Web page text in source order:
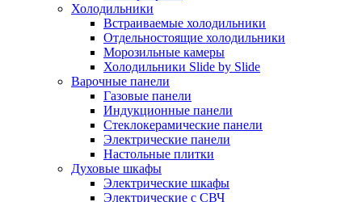
Холодильники
Встраиваемые холодильники
Отдельностоящие холодильники
Морозильные камеры
Холодильники Slide by Slide
Варочные панели
Газовые панели
Индукционные панели
Стеклокерамические панели
Электрические панели
Настольные плитки
Духовые шкафы
Электрические шкафы
Электрические с СВЧ